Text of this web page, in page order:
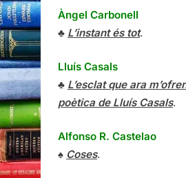
Àngel Carbonell
♣ L’instant és tot.
Lluís Casals
♣ L’esclat que ara
poètica de Lluís Casals.
Alfonso R. Castelao
♠ Coses.